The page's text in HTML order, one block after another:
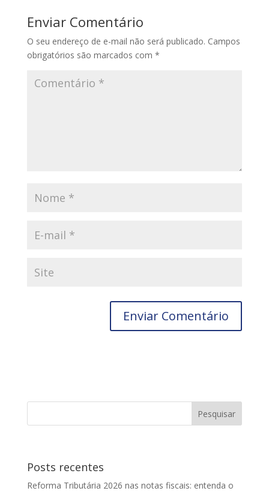
Enviar Comentário
O seu endereço de e-mail não será publicado. Campos
obrigatórios são marcados com *
Posts recentes
Reforma Tributária 2026 nas notas fiscais: entenda o